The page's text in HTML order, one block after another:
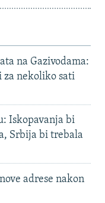
na Gazivodama:
za nekoliko sati
Iskopavanja bi
Srbija bi trebala
adrese nakon